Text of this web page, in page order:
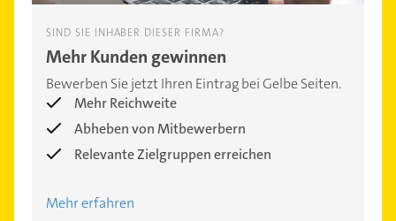
SIND SIE INHABER DIESER FIRMA?
Mehr Kunden gewinnen
Bewerben Sie jetzt Ihren Eintrag bei Gelbe Seiten.
Mehr Reichweite
Abheben von Mitbewerbern
Relevante Zielgruppen erreichen
Mehr erfahren